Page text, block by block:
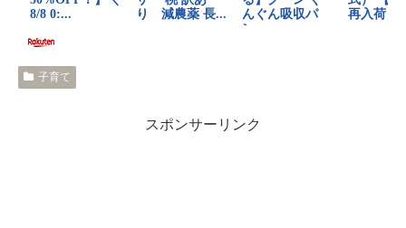
子育て
スポンサーリンク